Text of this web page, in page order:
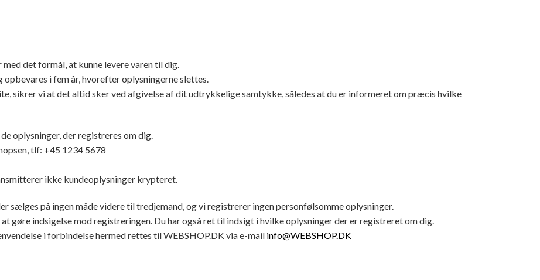
det formål, at kunne levere varen til dig.
i fem år, hvorefter oplysningerne slettes.
sikrer vi at det altid sker ved afgivelse af dit udtrykkelige samtykke, således at du er informeret om præcis hvilke
oplysninger, der registreres om dig.
tlf: +45 1234 5678
ikke kundeoplysninger krypteret.
sælges på ingen måde videre til tredjemand, og vi registrerer ingen personfølsomme oplysninger.
gøre indsigelse mod registreringen. Du har også ret til indsigt i hvilke oplysninger der er registreret om dig.
i forbindelse hermed rettes til WEBSHOP.DK via e-mail info@WEBSHOP.DK